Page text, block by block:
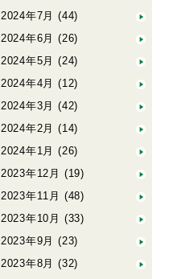
2024年7月 (44)
2024年6月 (26)
2024年5月 (24)
2024年4月 (12)
2024年3月 (42)
2024年2月 (14)
2024年1月 (26)
2023年12月 (19)
2023年11月 (48)
2023年10月 (33)
2023年9月 (23)
2023年8月 (32)